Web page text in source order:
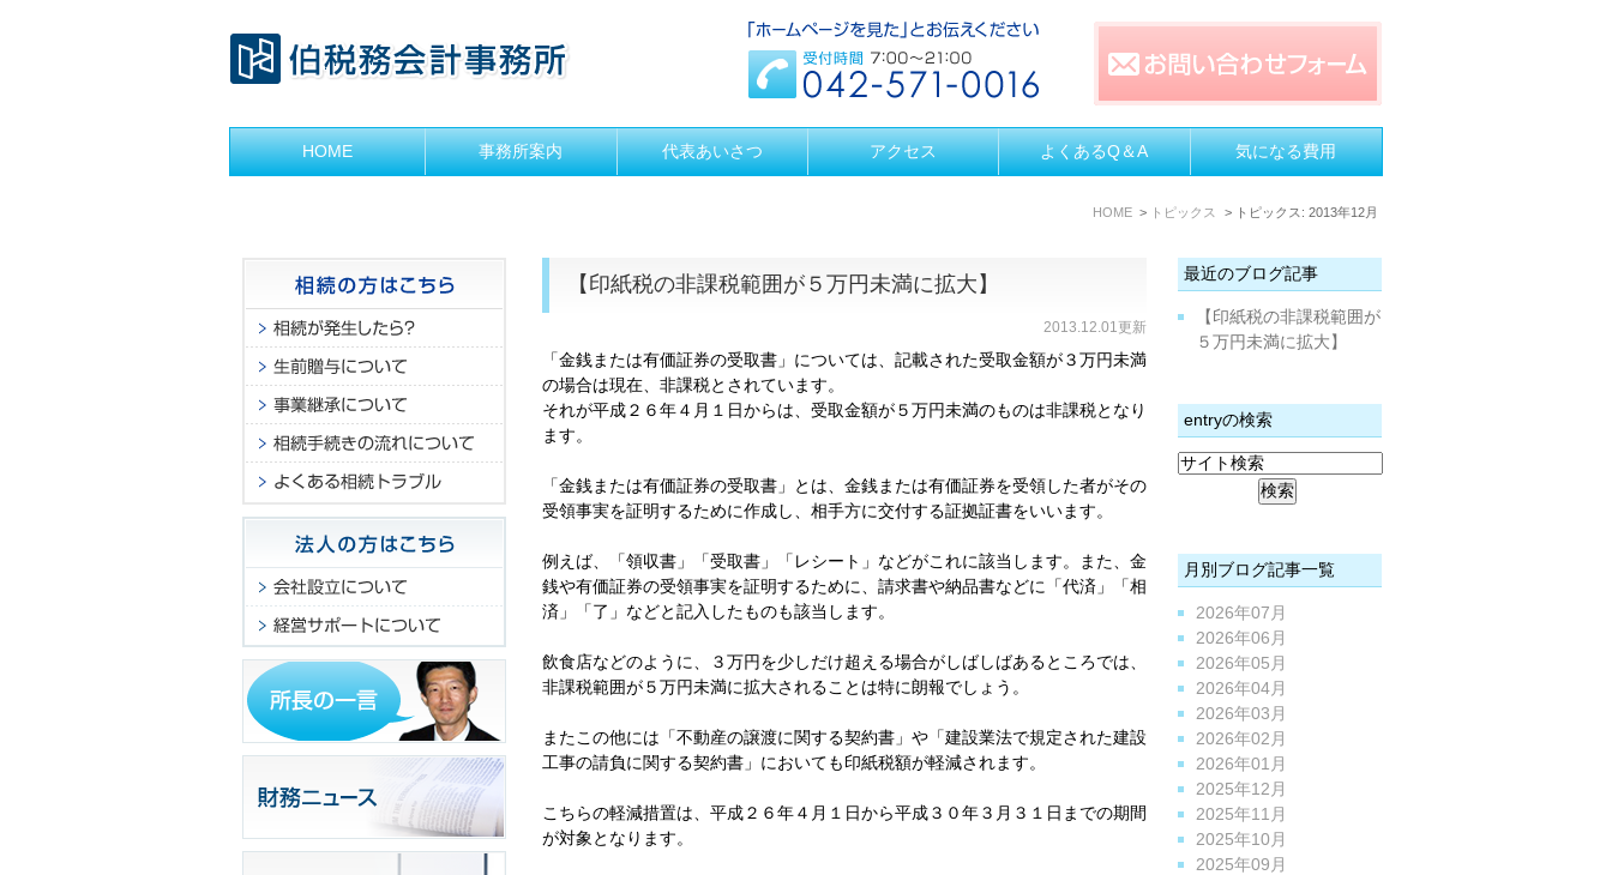
HOME 事務所案内 代表あいさつ アクセス よくあるQ＆A 気になる費用
HOME トピックス トピックス: 2013年12月
【印紙税の非課税範囲が５万円未満に拡大】
2013.12.01更新
「金銭または有価証券の受取書」については、記載された受取金額が３万円未満
の場合は現在、非課税とされています。
それが平成２６年４月１日からは、受取金額が５万円未満のものは非課税となり
ます。
「金銭または有価証券の受取書」とは、金銭または有価証券を受領した者がその
受領事実を証明するために作成し、相手方に交付する証拠証書をいいます。
例えば、「領収書」「受取書」「レシート」などがこれに該当します。また、金
銭や有価証券の受領事実を証明するために、請求書や納品書などに「代済」「相
済」「了」などと記入したものも該当します。
飲食店などのように、３万円を少しだけ超える場合がしばしばあるところでは、
非課税範囲が５万円未満に拡大されることは特に朗報でしょう。
またこの他には「不動産の譲渡に関する契約書」や「建設業法で規定された建設
工事の請負に関する契約書」においても印紙税額が軽減されます。
こちらの軽減措置は、平成２６年４月１日から平成３０年３月３１日までの期間
が対象となります。
最近のブログ記事
【印紙税の非課税範囲が
５万円未満に拡大】
entryの検索
月別ブログ記事一覧
2026年07月
2026年06月
2026年05月
2026年04月
2026年03月
2026年02月
2026年01月
2025年12月
2025年11月
2025年10月
2025年09月